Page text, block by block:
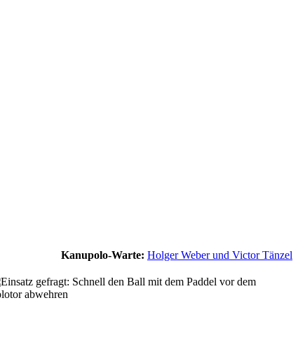
Kanupolo-Warte: Holger Weber und Victor Tänzel